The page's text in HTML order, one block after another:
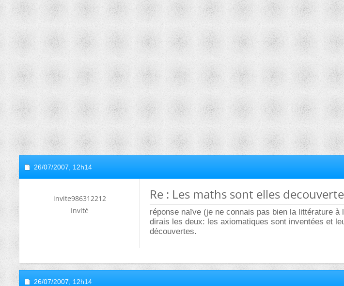
26/07/2007, 12h14
invite986312212
Invité
Re : Les maths sont elles
réponse naïve (je ne connais pas bien la littérature
dirais les deux: les axiomatiques sont inventées et
découvertes.
26/07/2007, 12h14